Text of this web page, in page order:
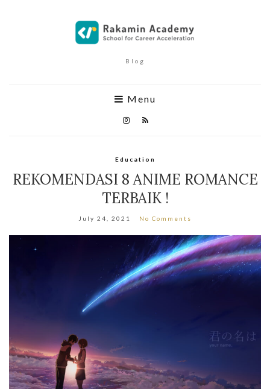
Blog
Menu
Education
REKOMENDASI 8 ANIME ROMANCE
TERBAIK !
July 24, 2021 No Comments